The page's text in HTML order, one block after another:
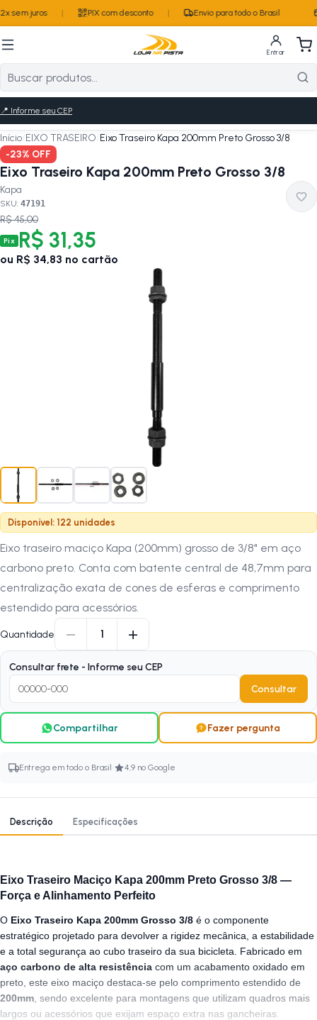
sem juros PIX com desconto Envio para todo o Brasil
Entrar
📍 Informe seu CEP
Início/EIXO TRASEIRO/Eixo Traseiro Kapa 200mm Preto Grosso 3/8
-23% OFF
Eixo Traseiro Kapa 200mm Preto Grosso 3/8
Kapa
SKU: 47191
R$ 45,00
Pix R$ 31,35
ou R$ 34,83 no cartão
Disponível: 122 unidades
Eixo traseiro maciço Kapa (200mm) grosso de 3/8" em aço
carbono preto. Conta com batente central de 48,7mm para
centralização exata de cones de esferas e comprimento
estendido para acessórios.
Quantidade − 1 +
Consultar frete - Informe seu CEP
Consultar
Compartilhar Fazer pergunta
Entrega em todo o Brasil · 4,9 no Google
Descrição Especificações
Eixo Traseiro Maciço Kapa 200mm Preto Grosso 3/8 —
Força e Alinhamento Perfeito
O Eixo Traseiro Kapa 200mm Grosso 3/8 é o componente
estratégico projetado para devolver a rigidez mecânica, a estabilidade
e a total segurança ao cubo traseiro da sua bicicleta. Fabricado em
aço carbono de alta resistência com um acabamento oxidado em
preto, este eixo maciço destaca-se pelo comprimento estendido de
200mm , sendo excelente para montagens que utilizam quadros mais
largos ou acessórios que exijam espaço extra nas gancheiras.